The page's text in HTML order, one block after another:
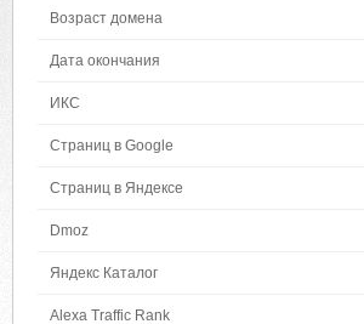
Возраст домена
Дата окончания
ИКС
Страниц в Google
Страниц в Яндексе
Dmoz
Яндекс Каталог
Alexa Traffic Rank